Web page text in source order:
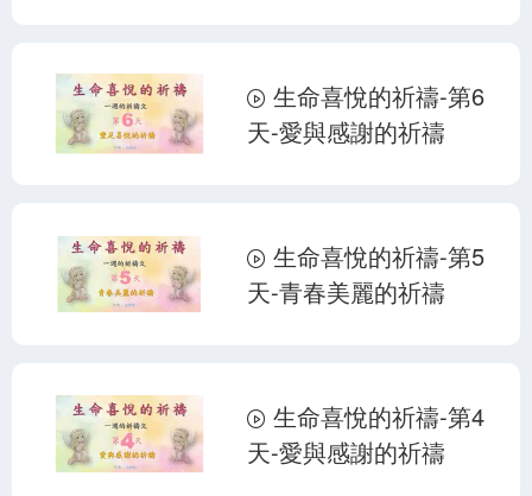
生命喜悅的祈禱-第6
天-愛與感謝的祈禱
生命喜悅的祈禱-第5
天-青春美麗的祈禱
生命喜悅的祈禱-第4
天-愛與感謝的祈禱